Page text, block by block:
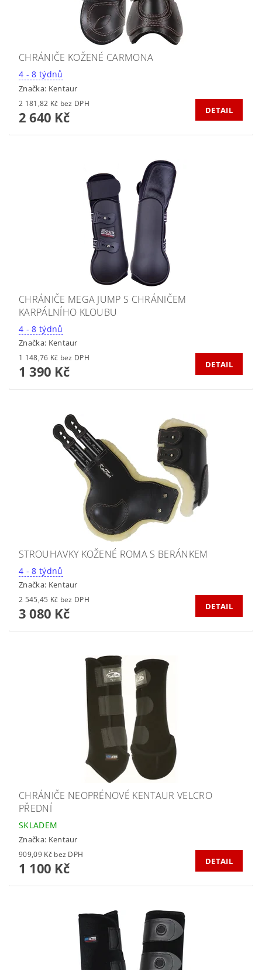
CHRÁNIČE KOŽENÉ CARMONA
4 - 8 týdnů
Značka: Kentaur
2 181,82 Kč bez DPH
2 640 Kč DETAIL
CHRÁNIČE MEGA JUMP S CHRÁNIČEM
KARPÁLNÍHO KLOUBU
4 - 8 týdnů
Značka: Kentaur
1 148,76 Kč bez DPH
1 390 Kč DETAIL
STROUHAVKY KOŽENÉ ROMA S BERÁNKEM
4 - 8 týdnů
Značka: Kentaur
2 545,45 Kč bez DPH
3 080 Kč DETAIL
CHRÁNIČE NEOPRÉNOVÉ KENTAUR VELCRO
PŘEDNÍ
SKLADEM
Značka: Kentaur
909,09 Kč bez DPH
1 100 Kč DETAIL